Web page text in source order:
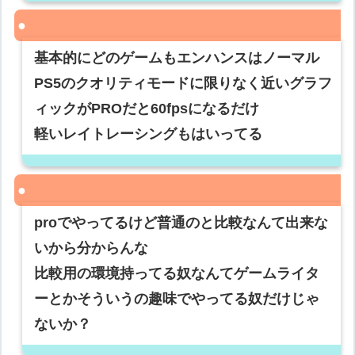
基本的にどのゲームもエンハンスはノーマル
PS5のクオリティモードに限りなく近いグラフ
ィックがPROだと60fpsになるだけ
軽いレイトレーシングもはいってる
proでやってるけど普通のと比較なんて出来な
いから分からんな
比較用の環境持ってる奴なんてゲームライタ
ーとかそういうの趣味でやってる奴だけじゃ
ないか？